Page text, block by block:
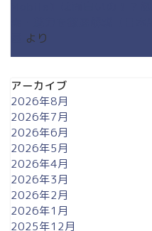
より
アーカイブ
2026年8月
2026年7月
2026年6月
2026年5月
2026年4月
2026年3月
2026年2月
2026年1月
2025年12月